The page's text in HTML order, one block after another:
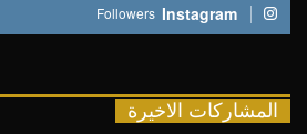
Instagram
Followers
المشاركات الاخيرة